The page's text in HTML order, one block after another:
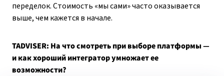
переделок. Стоимость «мы сами» часто оказывается
выше, чем кажется в начале.
TADVISER: На что смотреть при выборе платформы —
и как хороший интегратор умножает ее
возможности?